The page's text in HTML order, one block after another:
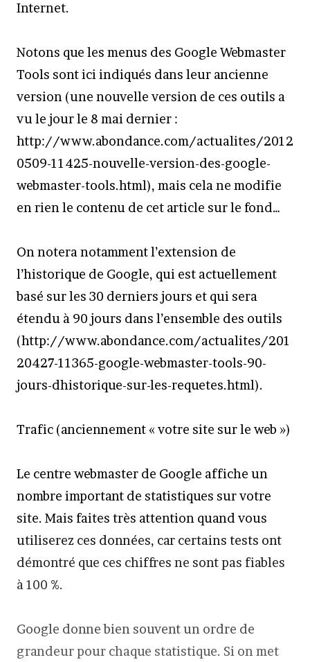
Internet.
Notons que les menus des Google Webmaster
Tools sont ici indiqués dans leur ancienne
version (une nouvelle version de ces outils a
vu le jour le 8 mai dernier :
http://www.abondance.com/actualites/2012
0509-11425-nouvelle-version-des-google-
webmaster-tools.html), mais cela ne modifie
en rien le contenu de cet article sur le fond…
On notera notamment l’extension de
l’historique de Google, qui est actuellement
basé sur les 30 derniers jours et qui sera
étendu à 90 jours dans l’ensemble des outils
(http://www.abondance.com/actualites/201
20427-11365-google-webmaster-tools-90-
jours-dhistorique-sur-les-requetes.html).
Trafic (anciennement « votre site sur le web »)
Le centre webmaster de Google affiche un
nombre important de statistiques sur votre
site. Mais faites très attention quand vous
utiliserez ces données, car certains tests ont
démontré que ces chiffres ne sont pas fiables
à 100 %.
Google donne bien souvent un ordre de
grandeur pour chaque statistique. Si on met